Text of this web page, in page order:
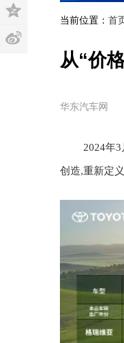
当前位置： 首
从“价
华东汽车网
2024年
创造,重新定